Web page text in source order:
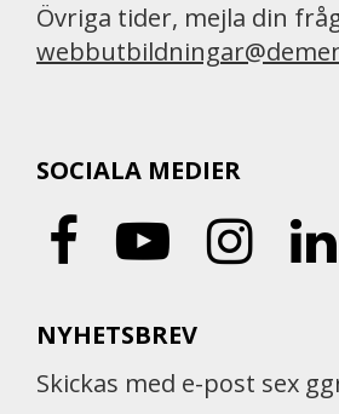
Övriga tider, mejla din
SOCIALA MEDIER
NYHETSBREV
Skickas med e-post sex